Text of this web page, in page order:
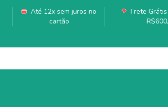
Até 12x sem juros no
cartão
Frete